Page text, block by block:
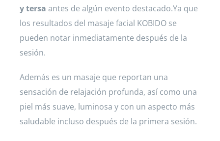
y tersa antes de algún evento destacado.Ya que
los resultados del masaje facial KOBIDO se
pueden notar inmediatamente después de la
sesión.
Además es un masaje que reportan una
sensación de relajación profunda, así como una
piel más suave, luminosa y con un aspecto más
saludable incluso después de la primera sesión.